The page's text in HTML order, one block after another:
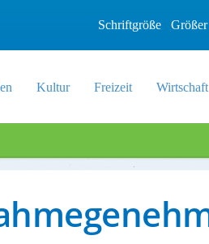
Schriftgröße Größer
Kultur Freizeit Wirtschaft